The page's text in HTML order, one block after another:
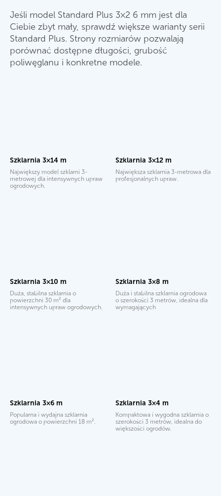
Jeśli model Standard Plus 3×2 6 mm jest dla
Ciebie zbyt mały, sprawdź większe warianty serii
Standard Plus. Strony rozmiarów pozwalają
porównać dostępne długości, grubość
poliwęglanu i konkretne modele.
Szklarnia 3×14 m
Największy model szklarni 3-
metrowej dla intensywnych upraw
ogrodowych.
Szklarnia 3×12 m
Największa szklarnia 3-metrowa dla
profesjonalnych upraw.
Szklarnia 3×10 m
Duża, stabilna szklarnia o
powierzchni 30 m² dla
intensywnych upraw ogrodowych.
Szklarnia 3×8 m
Duża i stabilna szklarnia ogrodowa
o szerokości 3 metrów, idealna dla
wymagających
Szklarnia 3×6 m
Popularna i wydajna szklarnia
ogrodowa o powierzchni 18 m².
Szklarnia 3×4 m
Kompaktowa i wygodna szklarnia o
szerokości 3 metrów, idealna do
większości ogrodów.